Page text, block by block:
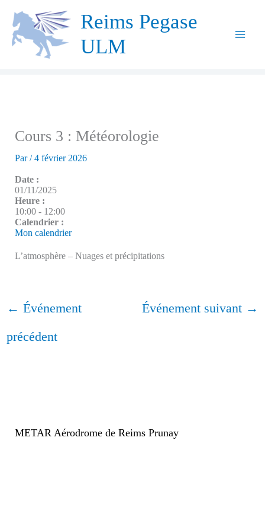
contenu
Reims Pegase
ULM
Cours 3 : Météorologie
Par/4 février 2026
Date :
01/11/2025
Heure :
10:00- 12:00
Calendrier :
Mon calendrier
L’atmosphère – Nuages et précipitations
← Événement
précédent
Événement suivant →
METAR Aérodrome de Reims Prunay